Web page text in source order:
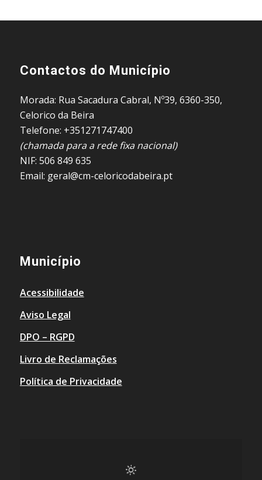
Contactos do Município
Morada: Rua Sacadura Cabral, Nº39, 6360-350,
Celorico da Beira
Telefone: +351271747400
(chamada para a rede fixa nacional)
NIF: 506 849 635
Email: geral@cm-celoricodabeira.pt
Município
Acessibilidade
Aviso Legal
DPO – RGPD
Livro de Reclamações
Política de Privacidade